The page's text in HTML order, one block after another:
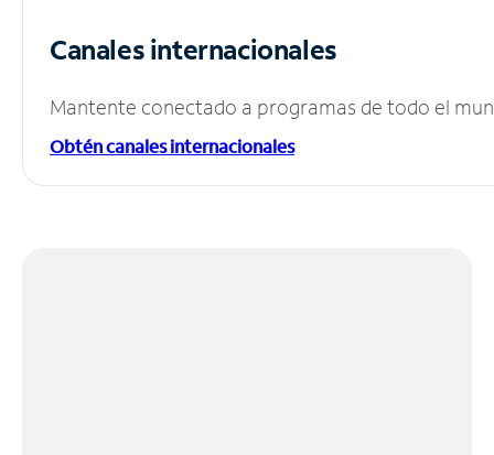
Canales internacionales
Mantente conectado a programas de todo el
Obtén canales internacionales